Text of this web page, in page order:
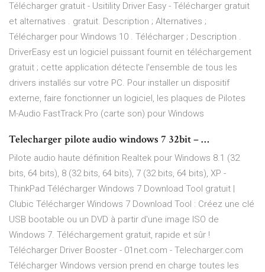
Télécharger gratuit - Usitility Driver Easy - Télécharger gratuit
et alternatives . gratuit. Description ; Alternatives ;
Télécharger pour Windows 10 . Télécharger ; Description .
DriverEasy est un logiciel puissant fournit en téléchargement
gratuit ; cette application détecte l'ensemble de tous les
drivers installés sur votre PC. Pour installer un dispositif
externe, faire fonctionner un logiciel, les plaques de Pilotes
M-Audio FastTrack Pro (carte son) pour Windows
Telecharger pilote audio windows 7 32bit – …
Pilote audio haute définition Realtek pour Windows 8.1 (32
bits, 64 bits), 8 (32 bits, 64 bits), 7 (32 bits, 64 bits), XP -
ThinkPad Télécharger Windows 7 Download Tool gratuit |
Clubic Télécharger Windows 7 Download Tool : Créez une clé
USB bootable ou un DVD à partir d'une image ISO de
Windows 7. Téléchargement gratuit, rapide et sûr !
Télécharger Driver Booster - 01net.com - Telecharger.com
Télécharger Windows version prend en charge toutes les